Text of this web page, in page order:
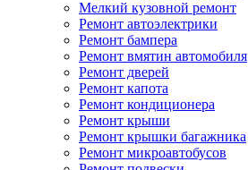
Мелкий кузовной ремонт
Ремонт автоэлектрики
Ремонт бампера
Ремонт вмятин автомобиля
Ремонт дверей
Ремонт капота
Ремонт кондиционера
Ремонт крыши
Ремонт крышки багажника
Ремонт микроавтобусов